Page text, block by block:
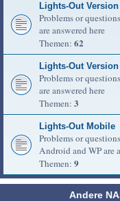
Lights-Out Version
Problems or
are answered here
Themen: 62
Lights-Out Version
Problems or
are answered here
Themen: 3
Lights-Out Mobile
Problems or
Android and WP are
Themen: 9
Andere